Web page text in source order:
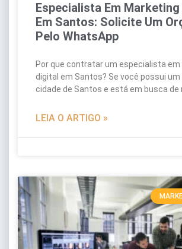
Especialista Em
Em Santos: Solicite Um
Pelo WhatsApp
Por que contratar um especialista
digital em Santos? Se você possui um
cidade de Santos e está em busca de
LEIA O ARTIGO »